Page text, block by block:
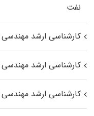
نفت
کارشناسی ارشد
کارشناسی ارشد
کارشناسی ارشد